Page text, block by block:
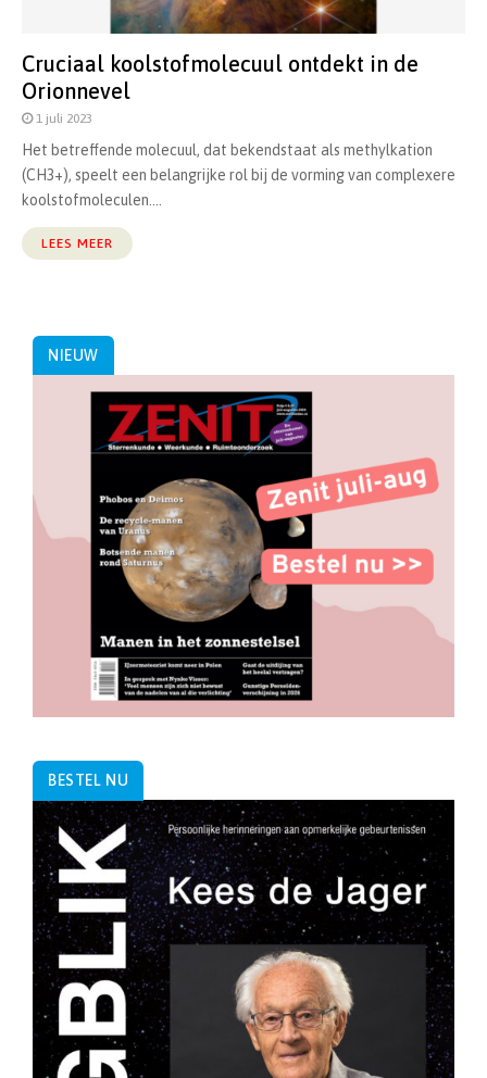
Cruciaal koolstofmolecuul ontdekt in de
Orionnevel
1 juli 2023
Het betreffende molecuul, dat bekendstaat als methylkation
(CH3+), speelt een belangrijke rol bij de vorming van complexere
koolstofmoleculen....
LEES MEER
NIEUW
BESTEL NU